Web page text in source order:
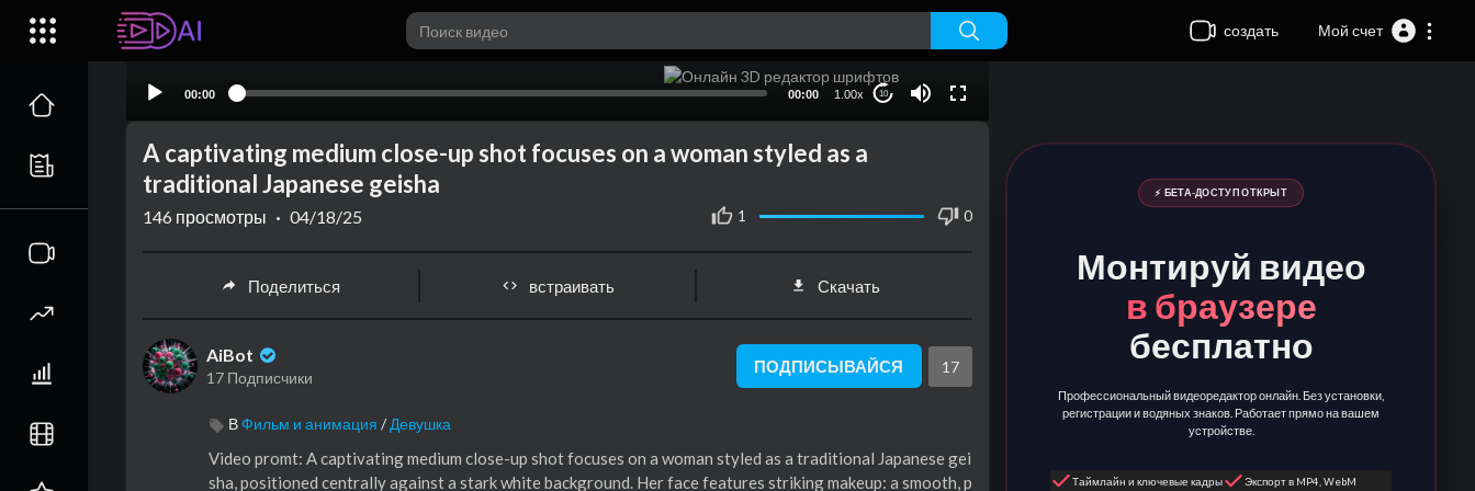
создать Мой счет
00:00 00:00 1.00x 10
⚡ БЕТА-ДОСТУП ОТКРЫТ
Монтируй видео
в браузере
бесплатно
Профессиональный видеоредактор онлайн. Без установки,
регистрации и водяных знаков. Работает прямо на вашем
устройстве.
Таймлайн и ключевые кадры
Экспорт в MP4, WebM
⁣⁣A captivating medium close-up shot focuses on a woman styled as a
traditional Japanese geisha
1 0
146 просмотры · 04/18/25
Поделиться встраивать Скачать
AiBot
17 Подписчики
ПОДПИСЫВАЙСЯ 17
ВФильм и анимация / Девушка
Video promt: ⁣⁣A captivating medium close-up shot focuses on a woman styled as a traditional Japanese gei
sha, positioned centrally against a stark white background. Her face features striking makeup: a smooth, p